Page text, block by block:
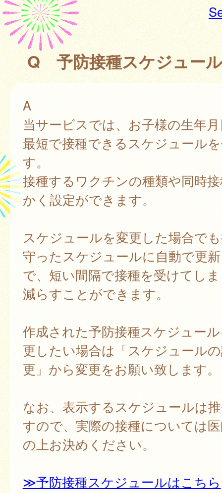
Q 予防接種スケジュー
A
当サービスでは、お子様の生年
最短で接種できるスケジュール
す。
接種するワクチンの種類や同時
かく設定ができます。
スケジュールを変更した場合で
守ったスケジュールに自動で更
で、短い間隔で接種を受けてし
減らすことができます。
作成された予防接種スケジュー
更したい場合は「スケジュール
更」から変更をお願い致します。
なお、表示するスケジュールは
すので、実際の接種については
の上お決めください。
≫予防接種スケジュールはこちら